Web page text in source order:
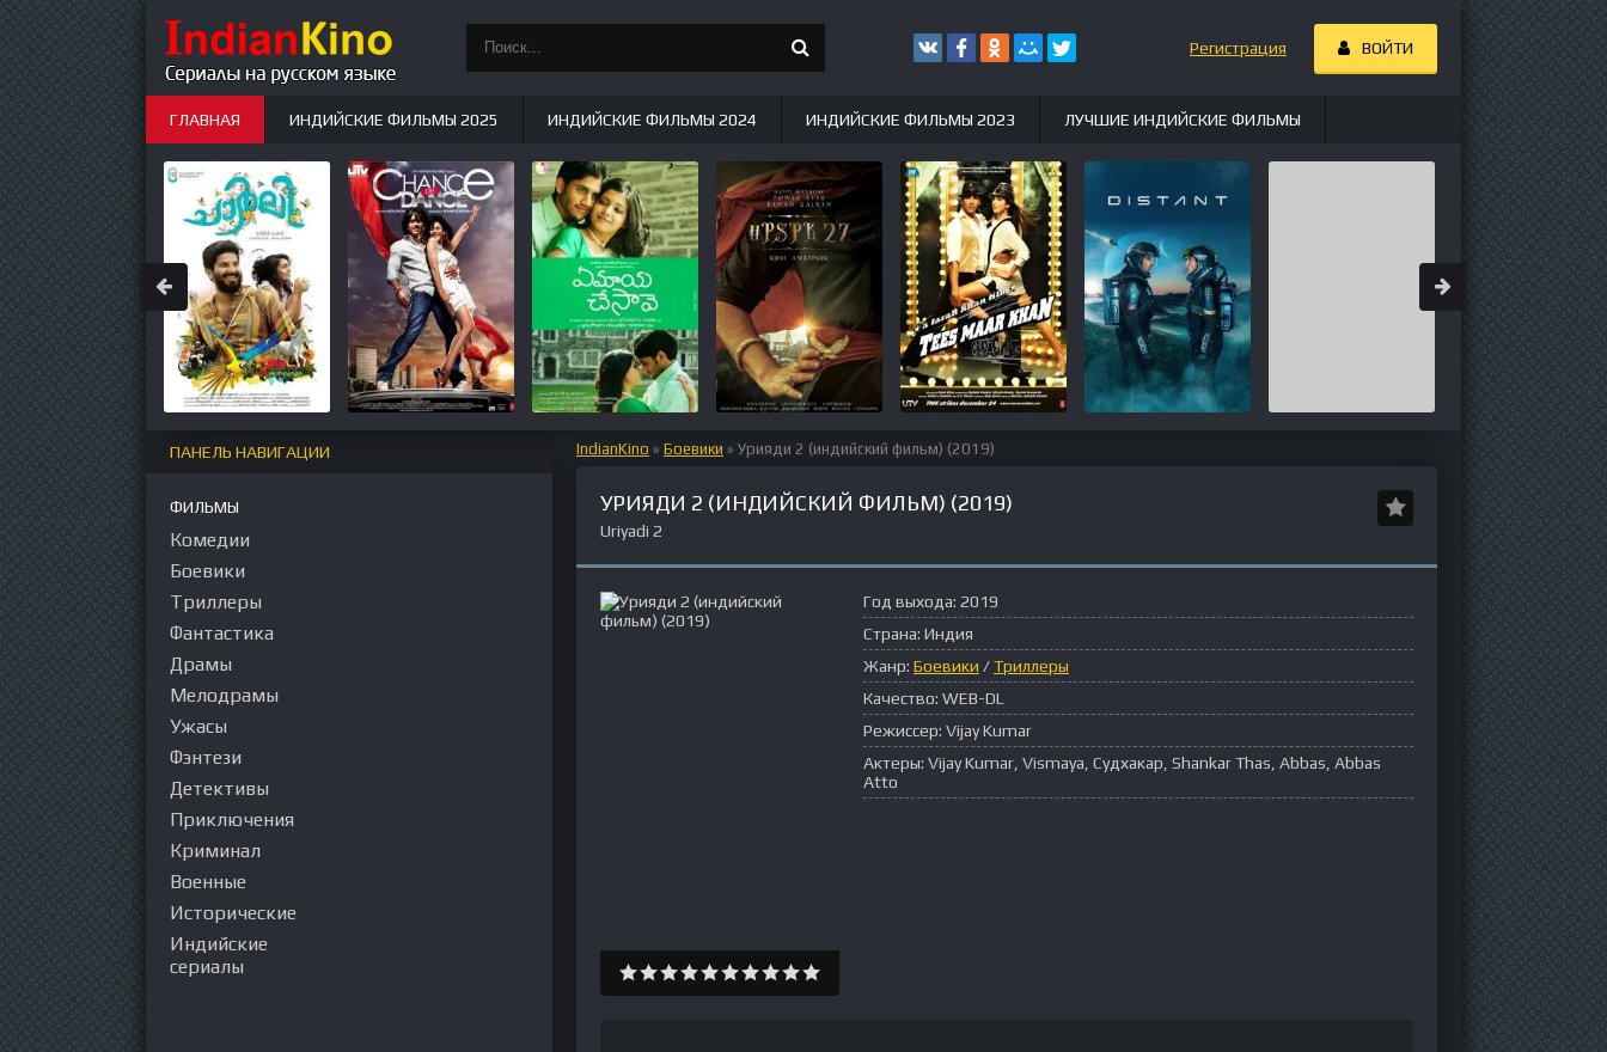
IndianKino » Боевики » Урияди 2 (индийский фильм) (2019)
УРИЯДИ 2 (ИНДИЙСКИЙ ФИЛЬМ) (2019)
Uriyadi 2
Год выхода: 2019
Страна: Индия
Жанр: Боевики /Триллеры
Качество: WEB-DL
Режиссер: Vijay Kumar
Актеры: Vijay Kumar, Vismaya, Судхакар, Shankar Thas, Abbas, Abbas
Atto
ПАНЕЛЬ НАВИГАЦИИ
ФИЛЬМЫ
Комедии
Боевики
Триллеры
Фантастика
Драмы
Мелодрамы
Ужасы
Фэнтези
Детективы
Приключения
Криминал
Военные
Исторические
Индийские
сериалы
Регистрация ВОЙТИ
ГЛАВНАЯ ИНДИЙСКИЕ ФИЛЬМЫ 2025 ИНДИЙСКИЕ ФИЛЬМЫ 2024 ИНДИЙСКИЕ ФИЛЬМЫ 2023 ЛУЧШИЕ ИНДИЙСКИЕ ФИЛЬМЫ
ИНДИЙСКИЕ СЕРИАЛЫ НОВЫЕ